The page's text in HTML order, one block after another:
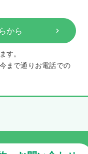
から
す。
まで通りお電話での